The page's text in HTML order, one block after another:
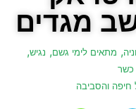
מגדים
, מתאים לימי גשם, נגיש,
כשר
חיפה והסביבה